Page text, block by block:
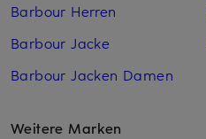
Barbour Herren
Barbour Jacke
Barbour Jacken Damen
Weitere Marken